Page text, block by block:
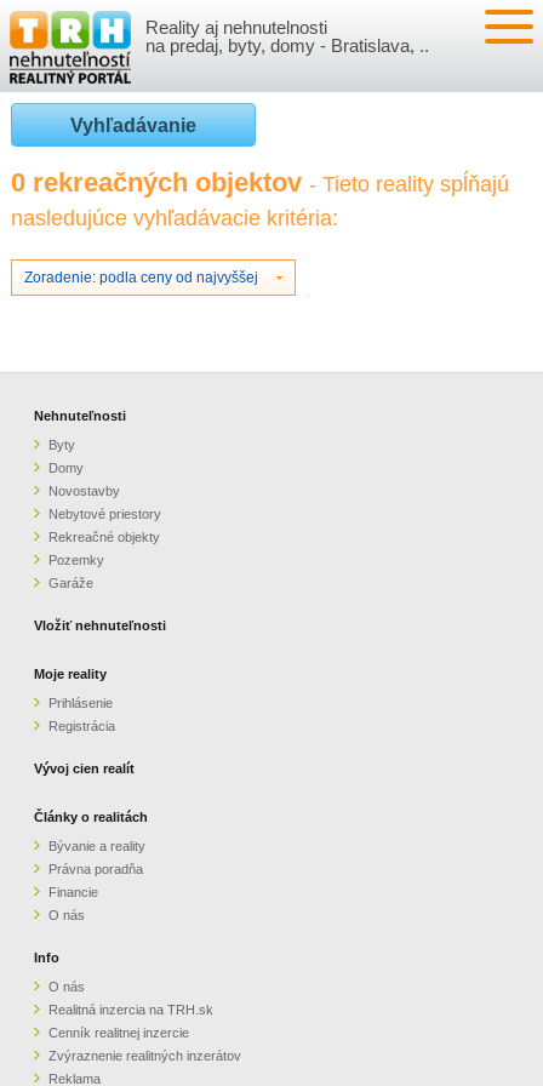
Reality aj nehnutelnosti
na predaj, byty, domy - Bratislava, ..
NEHNUTEĽNOSTI
BYTY
NOVOSTAVBY
NEBYTOVÉ PRIESTORY
GARÁŽE
VLOŽIŤ NEHNUTEĽNOSTI
PRIHLÁSENIE
REGISTRÁCIA
VÝVOJ CIEN REALÍT
ČLÁNKY O REALITÁCH
O NÁS
CENNÍK REALITNEJ INZERCIE
ZVÝRAZNENIE REALITNÝCH INZERÁTOV
PARTNERI
OBCHODNÉ PODMIENKY
KONTAKT
Vyhľadávanie
0 rekreačných objektov - Tieto reality spĺňajú
nasledujúce vyhľadávacie kritéria:
Zoradenie: podla ceny od najvyššej
Nehnuteľnosti
Byty
Domy
Novostavby
Nebytové priestory
Rekreačné objekty
Pozemky
Garáže
Vložiť nehnuteľnosti
Moje reality
Prihlásenie
Registrácia
Vývoj cien realít
Články o realitách
Bývanie a reality
Právna poradňa
Financie
O nás
Info
O nás
Realitná inzercia na TRH.sk
Cenník realitnej inzercie
Zvýraznenie realitných inzerátov
Reklama